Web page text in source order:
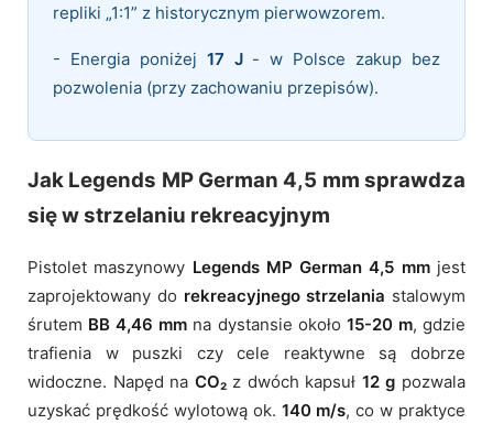
repliki „1:1” z historycznym pierwowzorem.
- Energia poniżej 17 J- w Polsce zakup bez
pozwolenia (przy zachowaniu przepisów).
Jak Legends MP German 4,5 mm sprawdza
się w strzelaniu rekreacyjnym
Pistolet maszynowy Legends MP German 4,5 mmjest
zaprojektowany do rekreacyjnego strzelania stalowym
śrutem BB 4,46 mm na dystansie około 15-20 m, gdzie
trafienia w puszki czy cele reaktywne są dobrze
widoczne. Napęd na CO₂z dwóch kapsuł 12 g pozwala
uzyskać prędkość wylotową ok. 140 m/s, co w praktyce